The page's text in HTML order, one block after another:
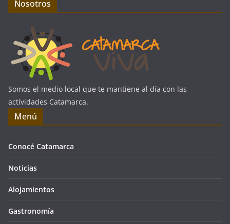
Nosotros
Somos el medio local que te mantiene al día con las
actividades Catamarca.
Menú
Conocé Catamarca
Noticias
Alojamientos
Gastronomía